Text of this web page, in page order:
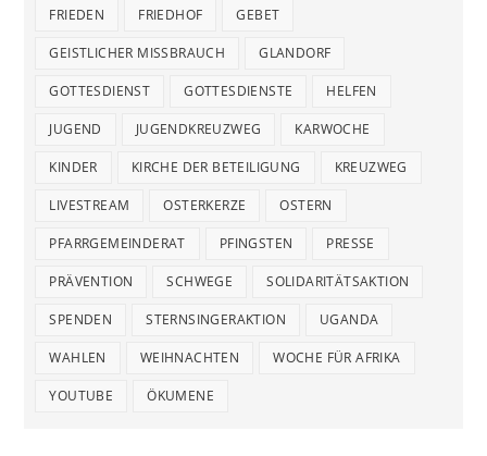
FRIEDEN FRIEDHOF GEBET
GEISTLICHER MISSBRAUCH GLANDORF
GOTTESDIENST GOTTESDIENSTE HELFEN
JUGEND JUGENDKREUZWEG KARWOCHE
KINDER KIRCHE DER BETEILIGUNG KREUZWEG
LIVESTREAM OSTERKERZE OSTERN
PFARRGEMEINDERAT PFINGSTEN PRESSE
PRÄVENTION SCHWEGE SOLIDARITÄTSAKTION
SPENDEN STERNSINGERAKTION UGANDA
WAHLEN WEIHNACHTEN WOCHE FÜR AFRIKA
YOUTUBE ÖKUMENE